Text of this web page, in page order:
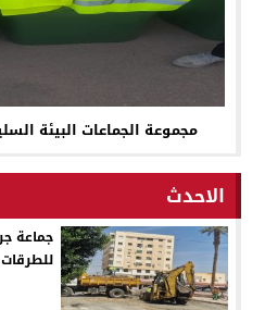
مجموعة الجماعات البيئة
الاحدث
جماعة